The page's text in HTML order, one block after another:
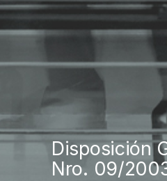
Disposición
Nro. 09/